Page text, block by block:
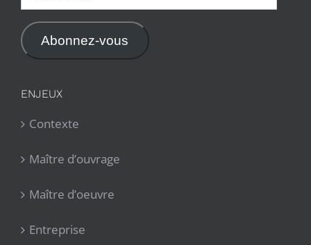
e-
mail
Abonnez-vous
ENJEUX
Contexte
Maître d’ouvrage
Maître d’oeuvre
Entreprise